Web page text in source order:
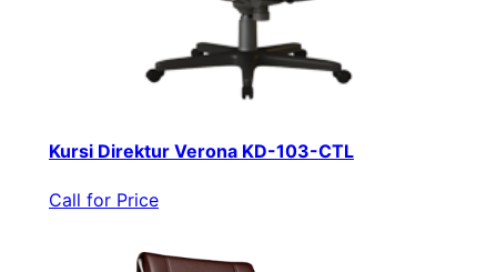
Kursi Direktur Verona KD-103-CTL
Call for Price